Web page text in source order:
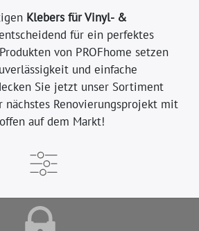
Klebers für Vinyl- &
für ein perfektes
von PROFhome setzen
und einfache
Sie jetzt unser Sortiment
nächstes Renovierungsprojekt mit
auf dem Markt!